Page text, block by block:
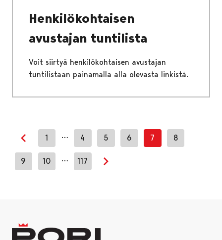
Henkilökohtaisen
avustajan tuntilista
Voit siirtyä henkilökohtaisen avustajan
tuntilistaan painamalla alla olevasta linkistä.
Edellinen sivu
1 … 4 5 6 7 8
9 10 … 117
Seuraava sivu